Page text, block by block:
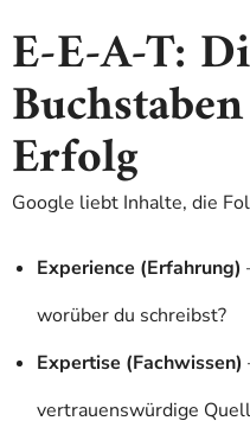
E-E-A-T:
Erfolg
Google liebt Inhalte, die
Experience (Erfahrung)
worüber du schreibst?
Expertise (Fachwissen)
vertrauenswürdige